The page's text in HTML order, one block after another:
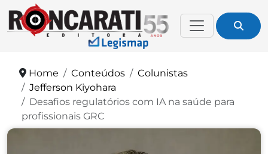
Home Conteúdos
Colunistas
Jefferson Kiyohara
Desafios regulatórios com IA na saúde para
profissionais GRC